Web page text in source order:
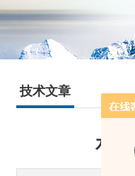
技术文章
水产